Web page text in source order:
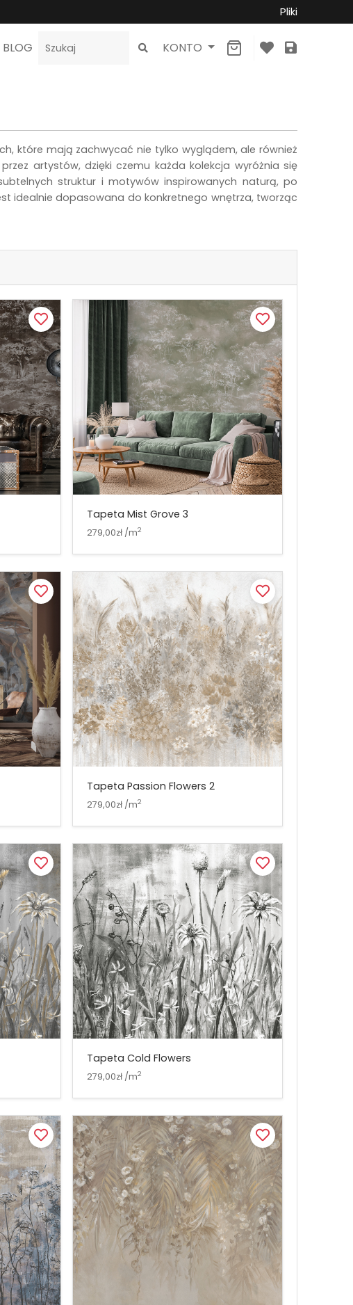
Pliki
BLOG KONTO
które mają zachwycać nie tylko wyglądem, ale również
artystów, dzięki czemu każda kolekcja wyróżnia się
struktur i motywów inspirowanych naturą, po
idealnie dopasowana do konkretnego wnętrza, tworząc
Tapeta Mist Grove 3
279,00zł /m2
Tapeta Passion Flowers 2
279,00zł /m2
Tapeta Cold Flowers
279,00zł /m2